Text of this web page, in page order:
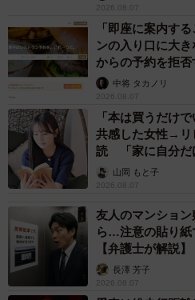
・補助金検索 | DENZAI
https://www2.panasonic.biz/jp/
◾️蛍光灯生産終了の状況とスケ
https://www2.panasonic.biz/jp/
◾️蛍光灯から器具ごとＬＥＤ
https://panasonic.jp/lamp/
◾️直管LEDランプは工事不要？
注意が必要です！
https://www2.panasonic.biz/jp/
2026.08.07
「即座に案内す
ンの入り口に大
からの予約を拒
中将 タカノリ
2026.08.07
「本は買うだけ
共感した女性→リ
読 「家に自分だ
山岡 もと子
2026.08.07
友人のマンショ
ら…注意の貼り紙
【弁護士が解説】
長澤 芳子
2026.08.07